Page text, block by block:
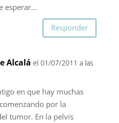
esperar…
Responder
Alcalá el 01/07/2011 a las
en que hay muchas
por la
tumor. En la pelvis